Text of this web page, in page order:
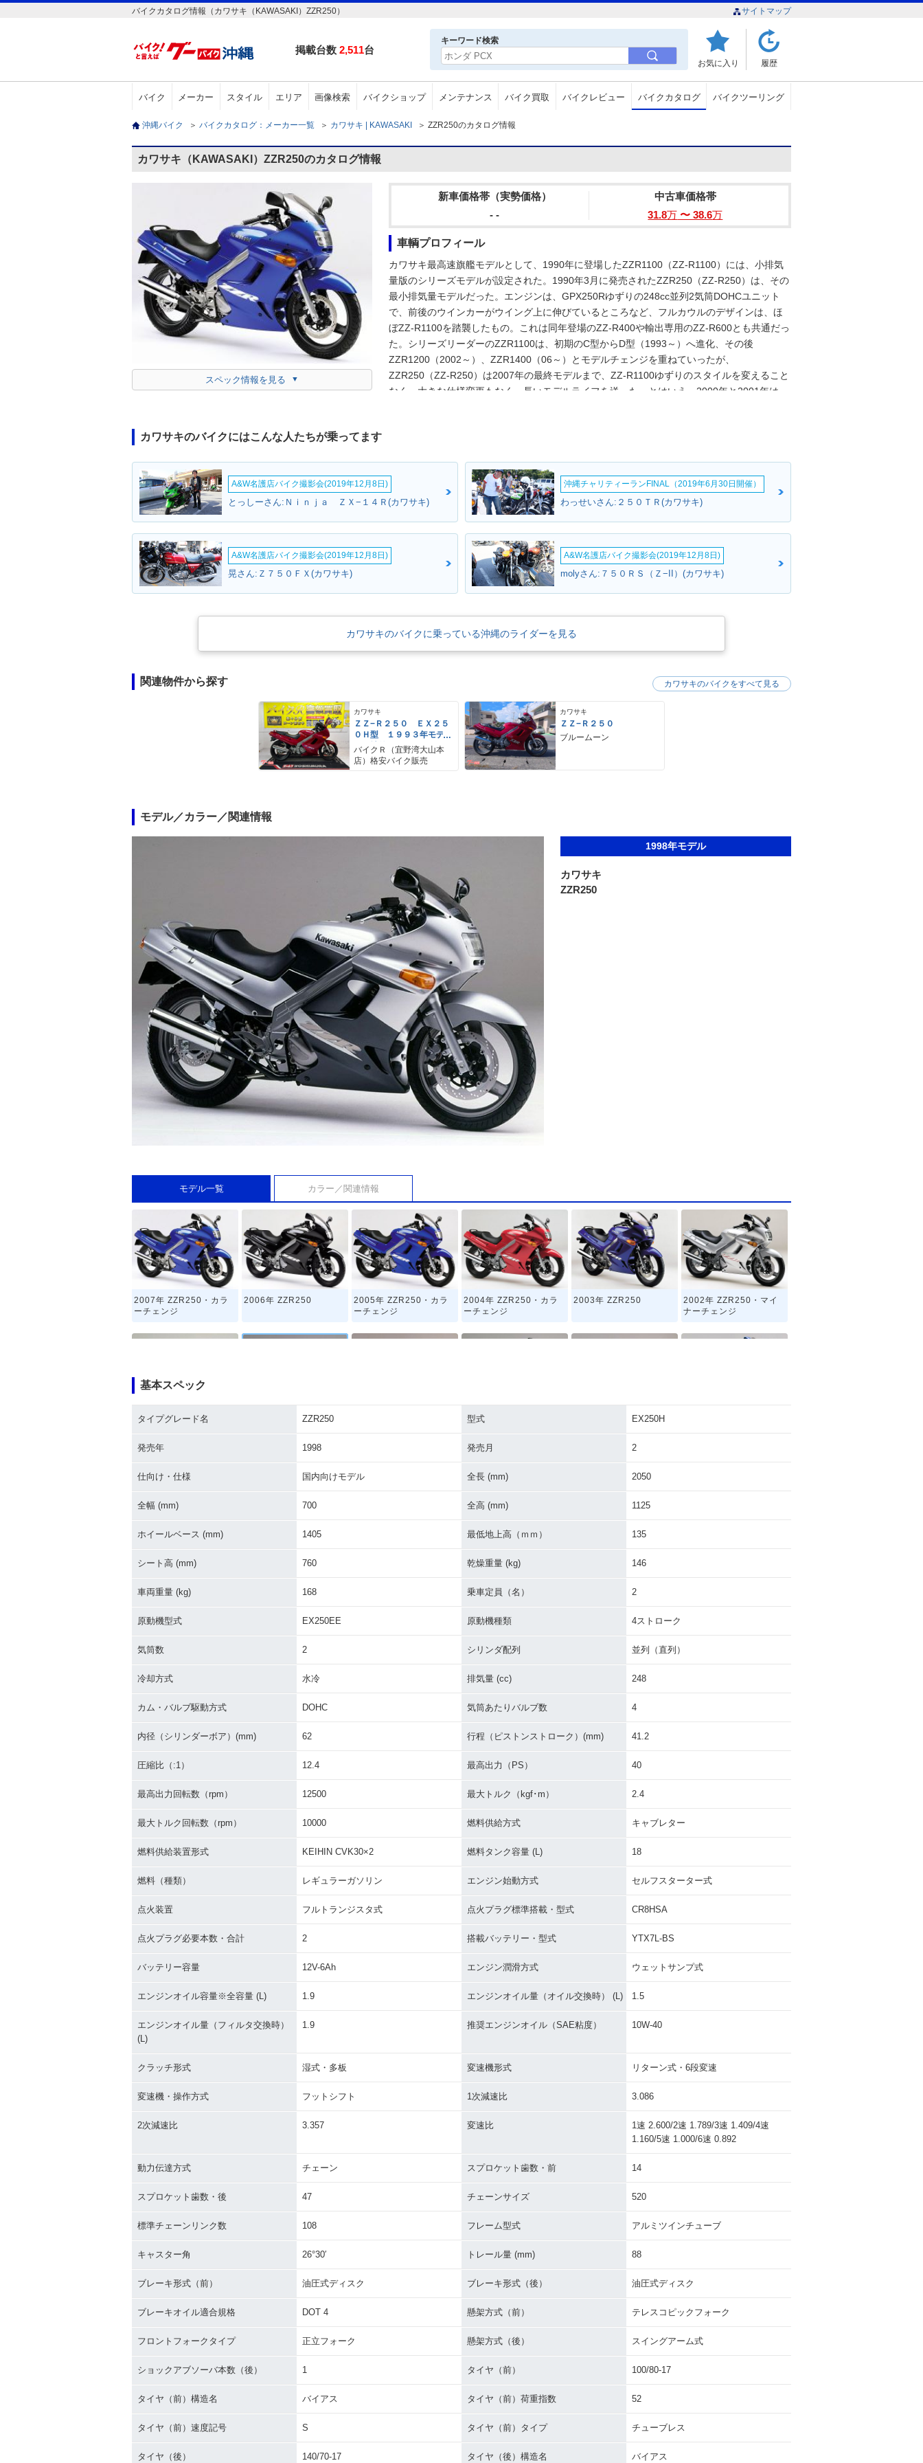
バイクカタログ情報（カワサキ（KAWASAKI）ZZR250） サイトマップ
掲載台数 2,511台
キーワード検索
お気に入り 履歴
バイク メーカー スタイル エリア 画像検索 バイクショップ メンテナンス バイク買取 バイクレビュー バイクカタログ バイクツーリング
沖縄バイク ＞ バイクカタログ：メーカー一覧 ＞ カワサキ | KAWASAKI ＞ ZZR250のカタログ情報
カワサキ（KAWASAKI）ZZR250のカタログ情報
スペック情報を見る
新車価格帯（実勢価格）
- -
中古車価格帯
31.8万 〜 38.6万
車輌プロフィール
カワサキ最高速旗艦モデルとして、1990年に登場したZZR1100（ZZ-R1100）には、小排気
量版のシリーズモデルが設定された。1990年3月に発売されたZZR250（ZZ-R250）は、その
最小排気量モデルだった。エンジンは、GPX250Rゆずりの248cc並列2気筒DOHCユニット
で、前後のウインカーがウイング上に伸びているところなど、フルカウルのデザインは、ほ
ぼZZ-R1100を踏襲したもの。これは同年登場のZZ-R400や輸出専用のZZ-R600とも共通だっ
た。シリーズリーダーのZZR1100は、初期のC型からD型（1993～）へ進化、その後
ZZR1200（2002～）、ZZR1400（06～）とモデルチェンジを重ねていったが、
ZZR250（ZZ-R250）は2007年の最終モデルまで、ZZ-R1100ゆずりのスタイルを変えること
なく、大きな仕様変更もなく、長いモデルライフを送った。とはいえ、2000年と2001年は、
中でもZZR250とZZ-R250の車名表記を併用しているが、カウル上の車名表記をみると、
1993年を境に、ZZR250（ハイフンなし）となっている。カワサキからは、2004年モデルの
リリース時に、ZZ-RとZZRの混在を、後者に統一するという案内があった（世界的な商標登
録の統一）。バイクブロスでは、車名表記についてZZR250に統一した。
カワサキのバイクにはこんな人たちが乗ってます
A&W名護店バイク撮影会(2019年12月8日)
とっしーさん:Ｎｉｎｊａ ＺＸ−１４Ｒ(カワサキ)
沖縄チャリティーランFINAL（2019年6月30日開催）
わっせいさん:２５０ＴＲ(カワサキ)
A&W名護店バイク撮影会(2019年12月8日)
晃さん:Ｚ７５０ＦＸ(カワサキ)
A&W名護店バイク撮影会(2019年12月8日)
molyさん:７５０ＲＳ（Ｚ−II）(カワサキ)
カワサキのバイクに乗っている沖縄のライダーを見る
関連物件から探す
カワサキ
ＺＺ−Ｒ２５０ ＥＸ２５
０Ｈ型 １９９３年モデ
ル 社外スクリーン Ｅ
ＴＣ サブハンドルバー
バイクＲ（宜野湾大山本
店）格安バイク販売
カワサキ
ＺＺ−Ｒ２５０
ブルームーン
カワサキのバイクをすべて見る
モデル／カラー／関連情報
1998年モデル
カワサキ
ZZR250
モデル一覧 カラー／関連情報
2007年 ZZR250・カラ
ーチェンジ
2006年 ZZR250
2005年 ZZR250・カラ
ーチェンジ
2004年 ZZR250・カラ
ーチェンジ
2003年 ZZR250
2002年 ZZR250・マイ
ナーチェンジ
1999年 ZZR250 1998年 ZZR250 1996年 ZZR250 1995年 ZZR250
場
基本スペック
タイプグレード名 ZZR250 型式 EX250H
発売年 1998 発売月 2
仕向け・仕様 国内向けモデル 全長 (mm) 2050
全幅 (mm) 700 全高 (mm) 1125
ホイールベース (mm) 1405 最低地上高（ｍｍ） 135
シート高 (mm) 760 乾燥重量 (kg) 146
車両重量 (kg) 168 乗車定員（名） 2
原動機型式 EX250EE 原動機種類 4ストローク
気筒数 2 シリンダ配列 並列（直列）
冷却方式 水冷 排気量 (cc) 248
カム・バルブ駆動方式 DOHC 気筒あたりバルブ数 4
内径（シリンダーボア）(mm) 62 行程（ピストンストローク）(mm) 41.2
圧縮比（:1） 12.4 最高出力（PS） 40
最高出力回転数（rpm） 12500 最大トルク（kgf･m） 2.4
最大トルク回転数（rpm） 10000 燃料供給方式 キャブレター
燃料供給装置形式 KEIHIN CVK30×2 燃料タンク容量 (L) 18
燃料（種類） レギュラーガソリン エンジン始動方式 セルフスターター式
点火装置 フルトランジスタ式 点火プラグ標準搭載・型式 CR8HSA
点火プラグ必要本数・合計 2 搭載バッテリー・型式 YTX7L-BS
バッテリー容量 12V-6Ah エンジン潤滑方式 ウェットサンプ式
エンジンオイル容量※全容量 (L) 1.9 エンジンオイル量（オイル交換時） (L) 1.5
エンジンオイル量（フィルタ交換時）
(L)
1.9 推奨エンジンオイル（SAE粘度） 10W-40
クラッチ形式 湿式・多板 変速機形式 リターン式・6段変速
変速機・操作方式 フットシフト 1次減速比 3.086
2次減速比 3.357 変速比
1速 2.600/2速 1.789/3速 1.409/4速
1.160/5速 1.000/6速 0.892
動力伝達方式 チェーン スプロケット歯数・前 14
スプロケット歯数・後 47 チェーンサイズ 520
標準チェーンリンク数 108 フレーム型式 アルミツインチューブ
キャスター角 26°30′ トレール量 (mm) 88
ブレーキ形式（前） 油圧式ディスク ブレーキ形式（後） 油圧式ディスク
ブレーキオイル適合規格 DOT 4 懸架方式（前） テレスコピックフォーク
フロントフォークタイプ 正立フォーク 懸架方式（後） スイングアーム式
ショックアブソーバ本数（後） 1 タイヤ（前） 100/80-17
タイヤ（前）構造名 バイアス タイヤ（前）荷重指数 52
タイヤ（前）速度記号 S タイヤ（前）タイプ チューブレス
タイヤ（後） 140/70-17 タイヤ（後）構造名 バイアス